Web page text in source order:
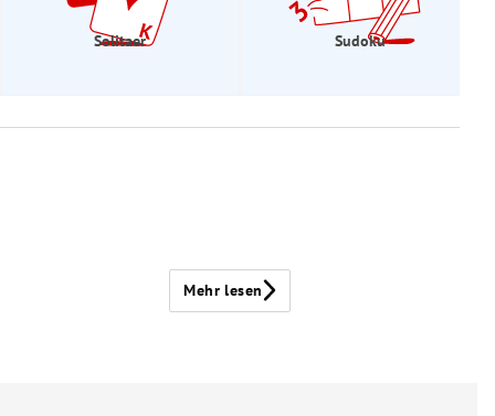
Solitaer Sudoku
Mehr lesen